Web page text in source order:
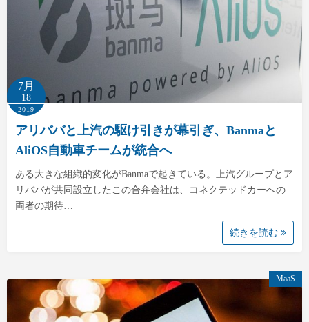
7月
18
2019
アリババと上汽の駆け引きが幕引ぎ、Banmaと
AliOS自動車チームが統合へ
ある大きな組織的変化がBanmaで起きている。上汽グループとア
リババが共同設立したこの合弁会社は、コネクテッドカーへの
両者の期待…
続きを読む
MaaS